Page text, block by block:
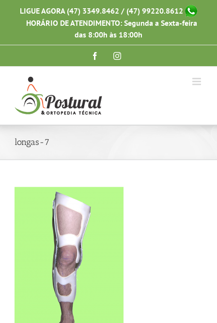
LIGUE AGORA (47) 3349.8462 / (47) 99220.8612
HORÁRIO DE ATENDIMENTO: Segunda a Sexta-feira
das 8:00h às 18:00h
FacebookInstagram
longas-7